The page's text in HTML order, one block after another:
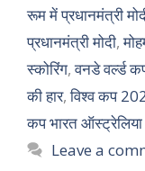
रूम में प्रधानमंत्री
प्रधानमंत्री मोदी,
स्कोरिंग,वनडे वर्ल्ड
की हार,विश्व कप
कप भारत
Leave a